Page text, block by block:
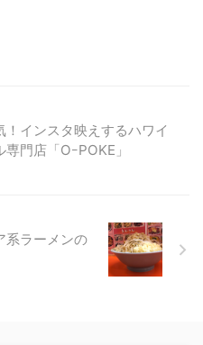
！インスタ映えするハワイ
門店「OｰPOKE」
系ラーメンの